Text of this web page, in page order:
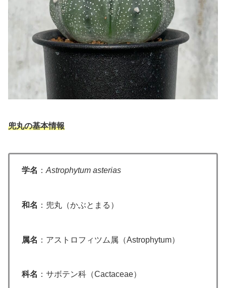
兜丸の基本情報
学名 ： Astrophytum asterias
和名 ：兜丸（かぶとまる）
属名 ：アストロフィツム属（Astrophytum）
科名 ：サボテン科（Cactaceae）